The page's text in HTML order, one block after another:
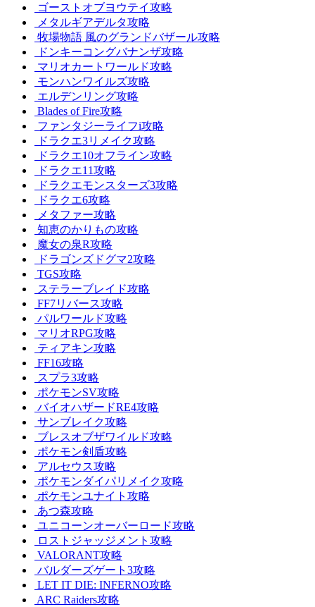
ゴーストオブヨウテイ攻略
メタルギアデルタ攻略
牧場物語 風のグランドバザール攻略
ドンキーコングバナンザ攻略
マリオカートワールド攻略
モンハンワイルズ攻略
エルデンリング攻略
Blades of Fire攻略
ファンタジーライフi攻略
ドラクエ3リメイク攻略
ドラクエ10オフライン攻略
ドラクエ11攻略
ドラクエモンスターズ3攻略
ドラクエ6攻略
メタファー攻略
知恵のかりもの攻略
魔女の泉R攻略
ドラゴンズドグマ2攻略
TGS攻略
ステラーブレイド攻略
FF7リバース攻略
パルワールド攻略
マリオRPG攻略
ティアキン攻略
FF16攻略
スプラ3攻略
ポケモンSV攻略
バイオハザードRE4攻略
サンブレイク攻略
ブレスオブザワイルド攻略
ポケモン剣盾攻略
アルセウス攻略
ポケモンダイパリメイク攻略
ポケモンユナイト攻略
あつ森攻略
ユニコーンオーバーロード攻略
ロストジャッジメント攻略
VALORANT攻略
バルダーズゲート3攻略
LET IT DIE: INFERNO攻略
ARC Raiders攻略